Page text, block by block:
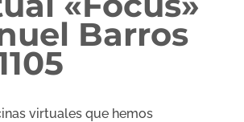
Barros
virtuales que hemos